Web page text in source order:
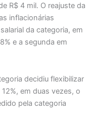
R$ 4 mil. O reajuste da
inflacionárias
da categoria, em
e a segunda em
decidiu flexibilizar
em duas vezes, o
pela categoria